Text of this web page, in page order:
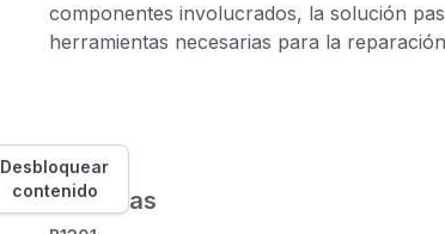
componentes involucrados, la solución
herramientas necesarias para la
Síntomas
Desbloquear
contenido